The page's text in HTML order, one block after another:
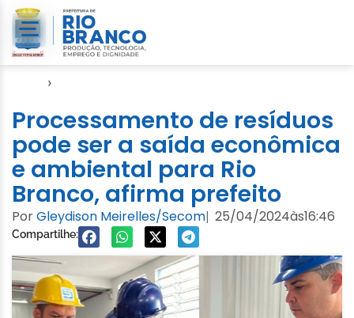
›
Processamento de resíduos
pode ser a saída econômica
e ambiental para Rio
Branco, afirma prefeito
PorGleydison Meirelles/Secom| 25/04/2024às16:46
Compartilhe: